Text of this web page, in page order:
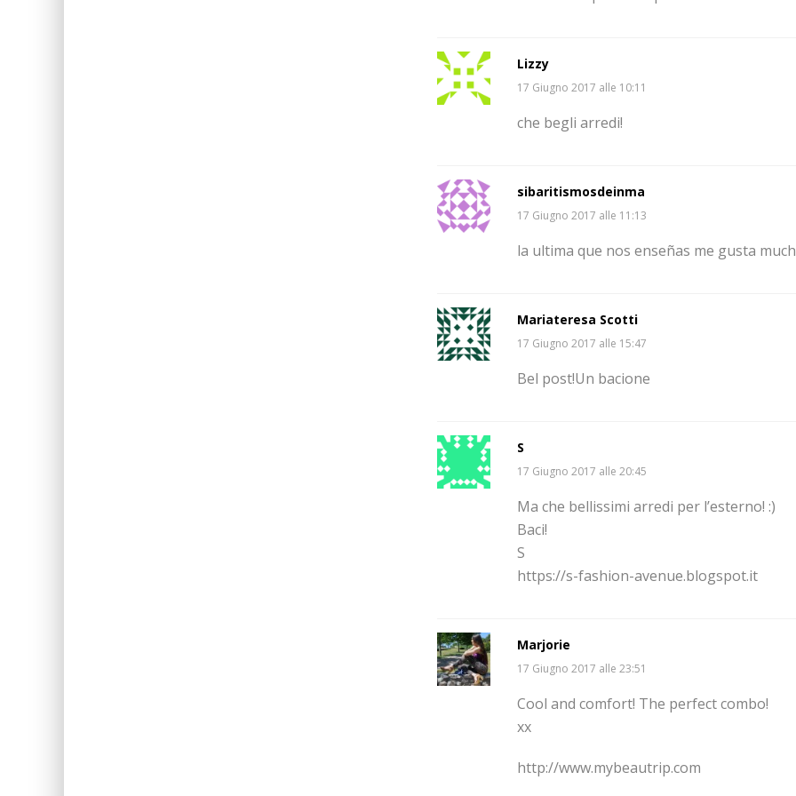
Lizzy
17 Giugno 2017 alle 10:11
che begli arredi!
sibaritismosdeinma
17 Giugno 2017 alle 11:13
la ultima que nos enseñas me gusta
Mariateresa Scotti
17 Giugno 2017 alle 15:47
Bel post!Un bacione
S
17 Giugno 2017 alle 20:45
Ma che bellissimi arredi per l’esterno! :)
Baci!
S
https://s-fashion-avenue.blogspot.it
Marjorie
17 Giugno 2017 alle 23:51
Cool and comfort! The perfect combo!
xx
http://www.mybeautrip.com